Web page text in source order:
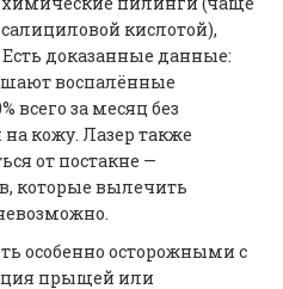
кислотой),
Есть доказанные данные:
воспалённые
всего за месяц без
на кожу. Лазер также
от постакне —
которые вылечить
особенно осторожными с
прыщей или